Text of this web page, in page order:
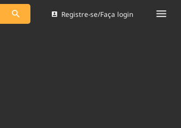
Registre-se/Faça login